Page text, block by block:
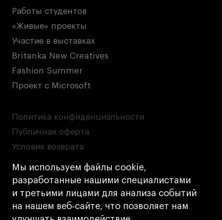
Мы используем файлы cookie,
разработанные нашими специалистами
и третьими лицами для анализа событий
на нашем веб‑сайте, что позволяет нам
Работы студентов
«Живые» проекты
Участие в выставках
Britanka New Creatives
Fashion Summer
Проект с Microsoft
Политика конфиденциальности
Публичная оферта
Условия возврата
Кредит на образование с господдержкой
Лицензия на осуществление образовательной
деятельности АНО ВО «Универсальный
Университет»
Карта сайта